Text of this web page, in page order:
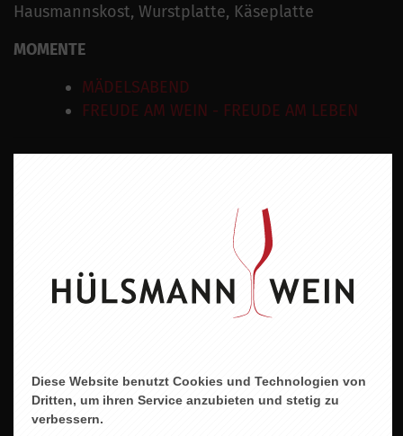
Hausmannskost, Wurstplatte, Käseplatte
MOMENTE
MÄDELSABEND
FREUDE AM WEIN - FREUDE AM LEBEN
Geschmacksrichtung
Feinherb
Region
Diese Website benutzt Cookies und Technologien von
Dritten, um ihren Service anzubieten und stetig zu
verbessern.